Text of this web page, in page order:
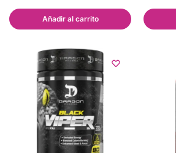
Añadir al carrito